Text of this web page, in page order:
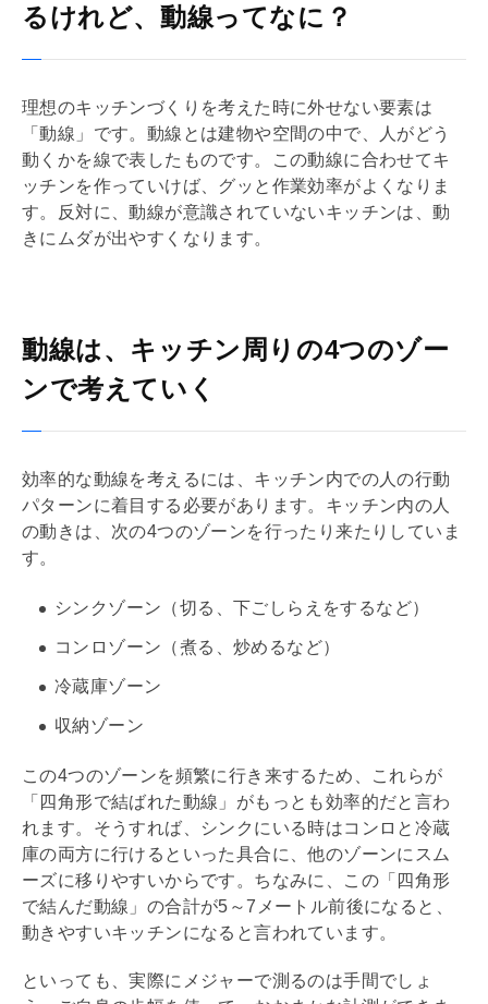
るけれど、動線ってなに？
理想のキッチンづくりを考えた時に外せない要素は
「動線」です。動線とは建物や空間の中で、人がどう
動くかを線で表したものです。この動線に合わせてキ
ッチンを作っていけば、グッと作業効率がよくなりま
す。反対に、動線が意識されていないキッチンは、動
きにムダが出やすくなります。
動線は、キッチン周りの4つのゾー
ンで考えていく
効率的な動線を考えるには、キッチン内での人の行動
パターンに着目する必要があります。キッチン内の人
の動きは、次の4つのゾーンを行ったり来たりしていま
す。
シンクゾーン（切る、下ごしらえをするなど）
コンロゾーン（煮る、炒めるなど）
冷蔵庫ゾーン
収納ゾーン
この4つのゾーンを頻繁に行き来するため、これらが
「四角形で結ばれた動線」がもっとも効率的だと言わ
れます。そうすれば、シンクにいる時はコンロと冷蔵
庫の両方に行けるといった具合に、他のゾーンにスム
ーズに移りやすいからです。ちなみに、この「四角形
で結んだ動線」の合計が5～7メートル前後になると、
動きやすいキッチンになると言われています。
といっても、実際にメジャーで測るのは手間でしょ